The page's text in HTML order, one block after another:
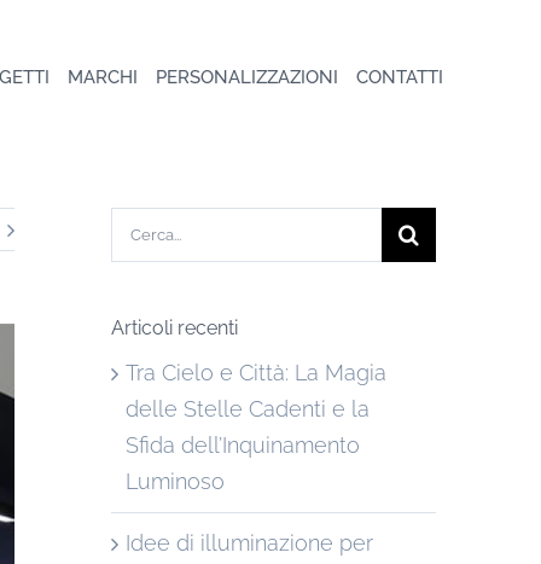
MARCHI PERSONALIZZAZIONI CONTATTI
Cerca
per:
Articoli recenti
Tra Cielo e Città: La Magia
delle Stelle Cadenti e la
Sfida dell’Inquinamento
Luminoso
Idee di illuminazione per